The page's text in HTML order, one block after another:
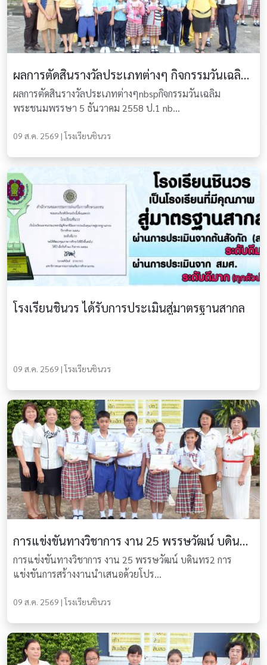
ผลการตัดสินรางวัลประเภทต่างๆ กิจกรรมวันเฉลิมพระชนมพรรษา 5 ธันวาคม 2558
ผลการตัดสินรางวัลประเภทต่างๆnbspกิจกรรมวันเฉลิม
พระชนมพรรษา 5 ธันวาคม 2558 ป.1 nb...
09 ส.ค. 2569 | โรงเรียนชินวร
โรงเรียนชินวร ได้รับการประเมินสู่มาตรฐานสากล
09 ส.ค. 2569 | โรงเรียนชินวร
การแข่งขันทางวิชาการ งาน 25 พรรษวัฒน์ บดินทร2
การแข่งขันทางวิชาการ งาน 25 พรรษวัฒน์ บดินทร2 การ
แข่งขันการสร้างงานนำเสนอด้วยโปร...
09 ส.ค. 2569 | โรงเรียนชินวร